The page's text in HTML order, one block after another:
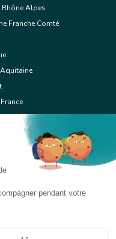
Alpes
Franche Comté
de Loire
Côte d'Azur